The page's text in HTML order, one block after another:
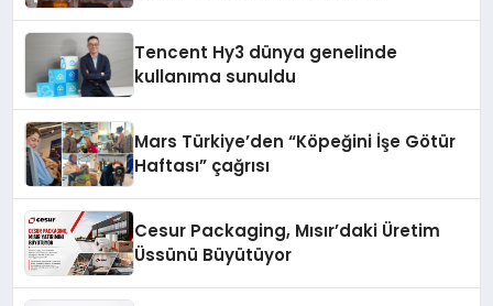
Tencent Hy3 dünya genelinde
kullanıma sunuldu
Mars Türkiye’den “Köpeğini İşe Götür
Haftası” çağrısı
Cesur Packaging, Mısır’daki Üretim
Üssünü Büyütüyor